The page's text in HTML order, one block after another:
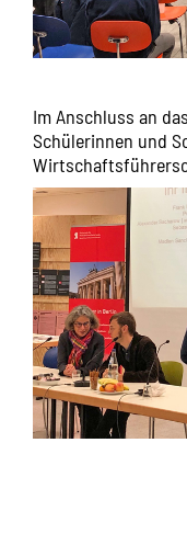
Im Anschluss an
Schülerinnen und